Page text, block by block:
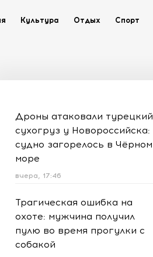
Культура Отдых Спорт
Дроны атаковали турецкий
сухогруз у Новороссийска:
судно загорелось в Чёрном
море
вчера, 17:46
Трагическая ошибка на
охоте: мужчина получил
пулю во время прогулки с
собакой